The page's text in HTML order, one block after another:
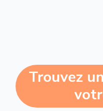
Trouvez